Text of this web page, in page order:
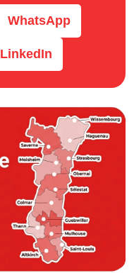
WhatsApp
LinkedIn